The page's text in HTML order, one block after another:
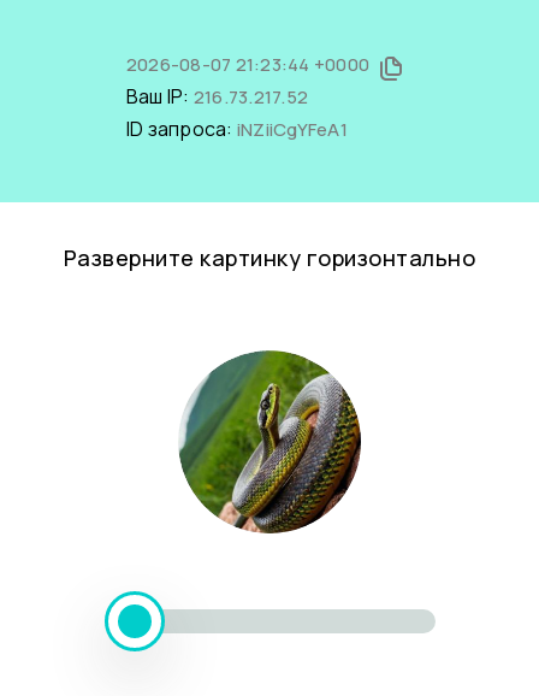
2026-08-07 21:23:44 +0000
Ваш IP: 216.73.217.52
ID запроса: iNZiiCgYFeA1
Разверните картинку горизонтально